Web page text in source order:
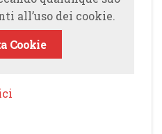
all’uso dei cookie.
Cookie